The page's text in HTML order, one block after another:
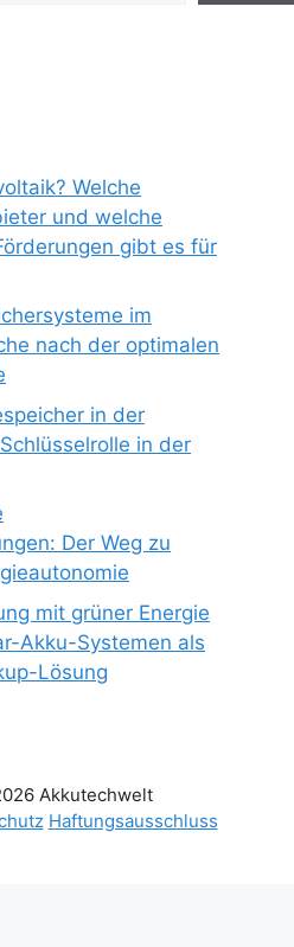
Welche
und welche
gibt es für
im
nach der optimalen
in der
in der
Der Weg zu
mit grüner Energie
Akku-Systemen als
Lösung
Akkutechwelt
Haftungsausschluss